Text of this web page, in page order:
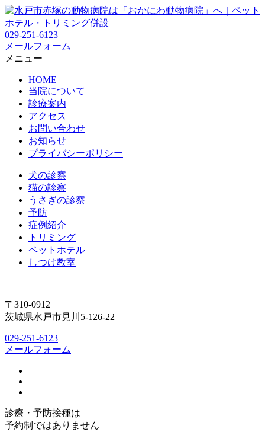
029-251-6123
メールフォーム
メニュー
HOME
当院について
診療案内
アクセス
お問い合わせ
お知らせ
プライバシーポリシー
犬の診察
猫の診察
うさぎの診察
予防
症例紹介
トリミング
ペットホテル
しつけ教室
〒310-0912
茨城県水戸市見川5-126-22
029-251-6123
メールフォーム
診療・予防接種は
予約制ではありません